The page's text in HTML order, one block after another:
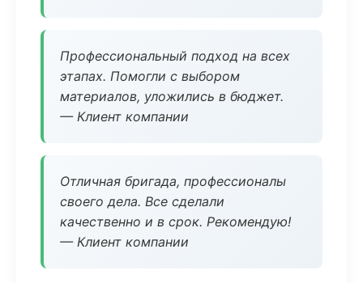
Профессиональный подход на всех
этапах. Помогли с выбором
материалов, уложились в бюджет.
— Клиент компании
Отличная бригада, профессионалы
своего дела. Все сделали
качественно и в срок. Рекомендую!
— Клиент компании